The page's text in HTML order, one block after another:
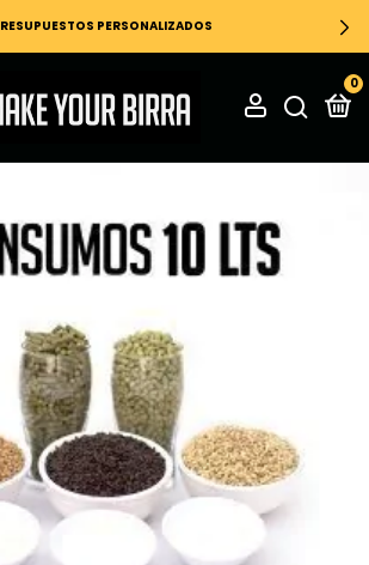
PERSONALIZADOS
0